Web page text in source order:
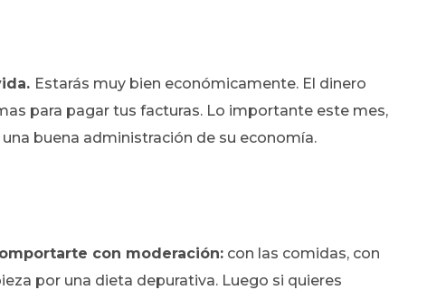
Estarás muy bien económicamente. El dinero
para pagar tus facturas. Lo importante este mes,
buena administración de su economía.
con moderación: con las comidas, con
por una dieta depurativa. Luego si quieres